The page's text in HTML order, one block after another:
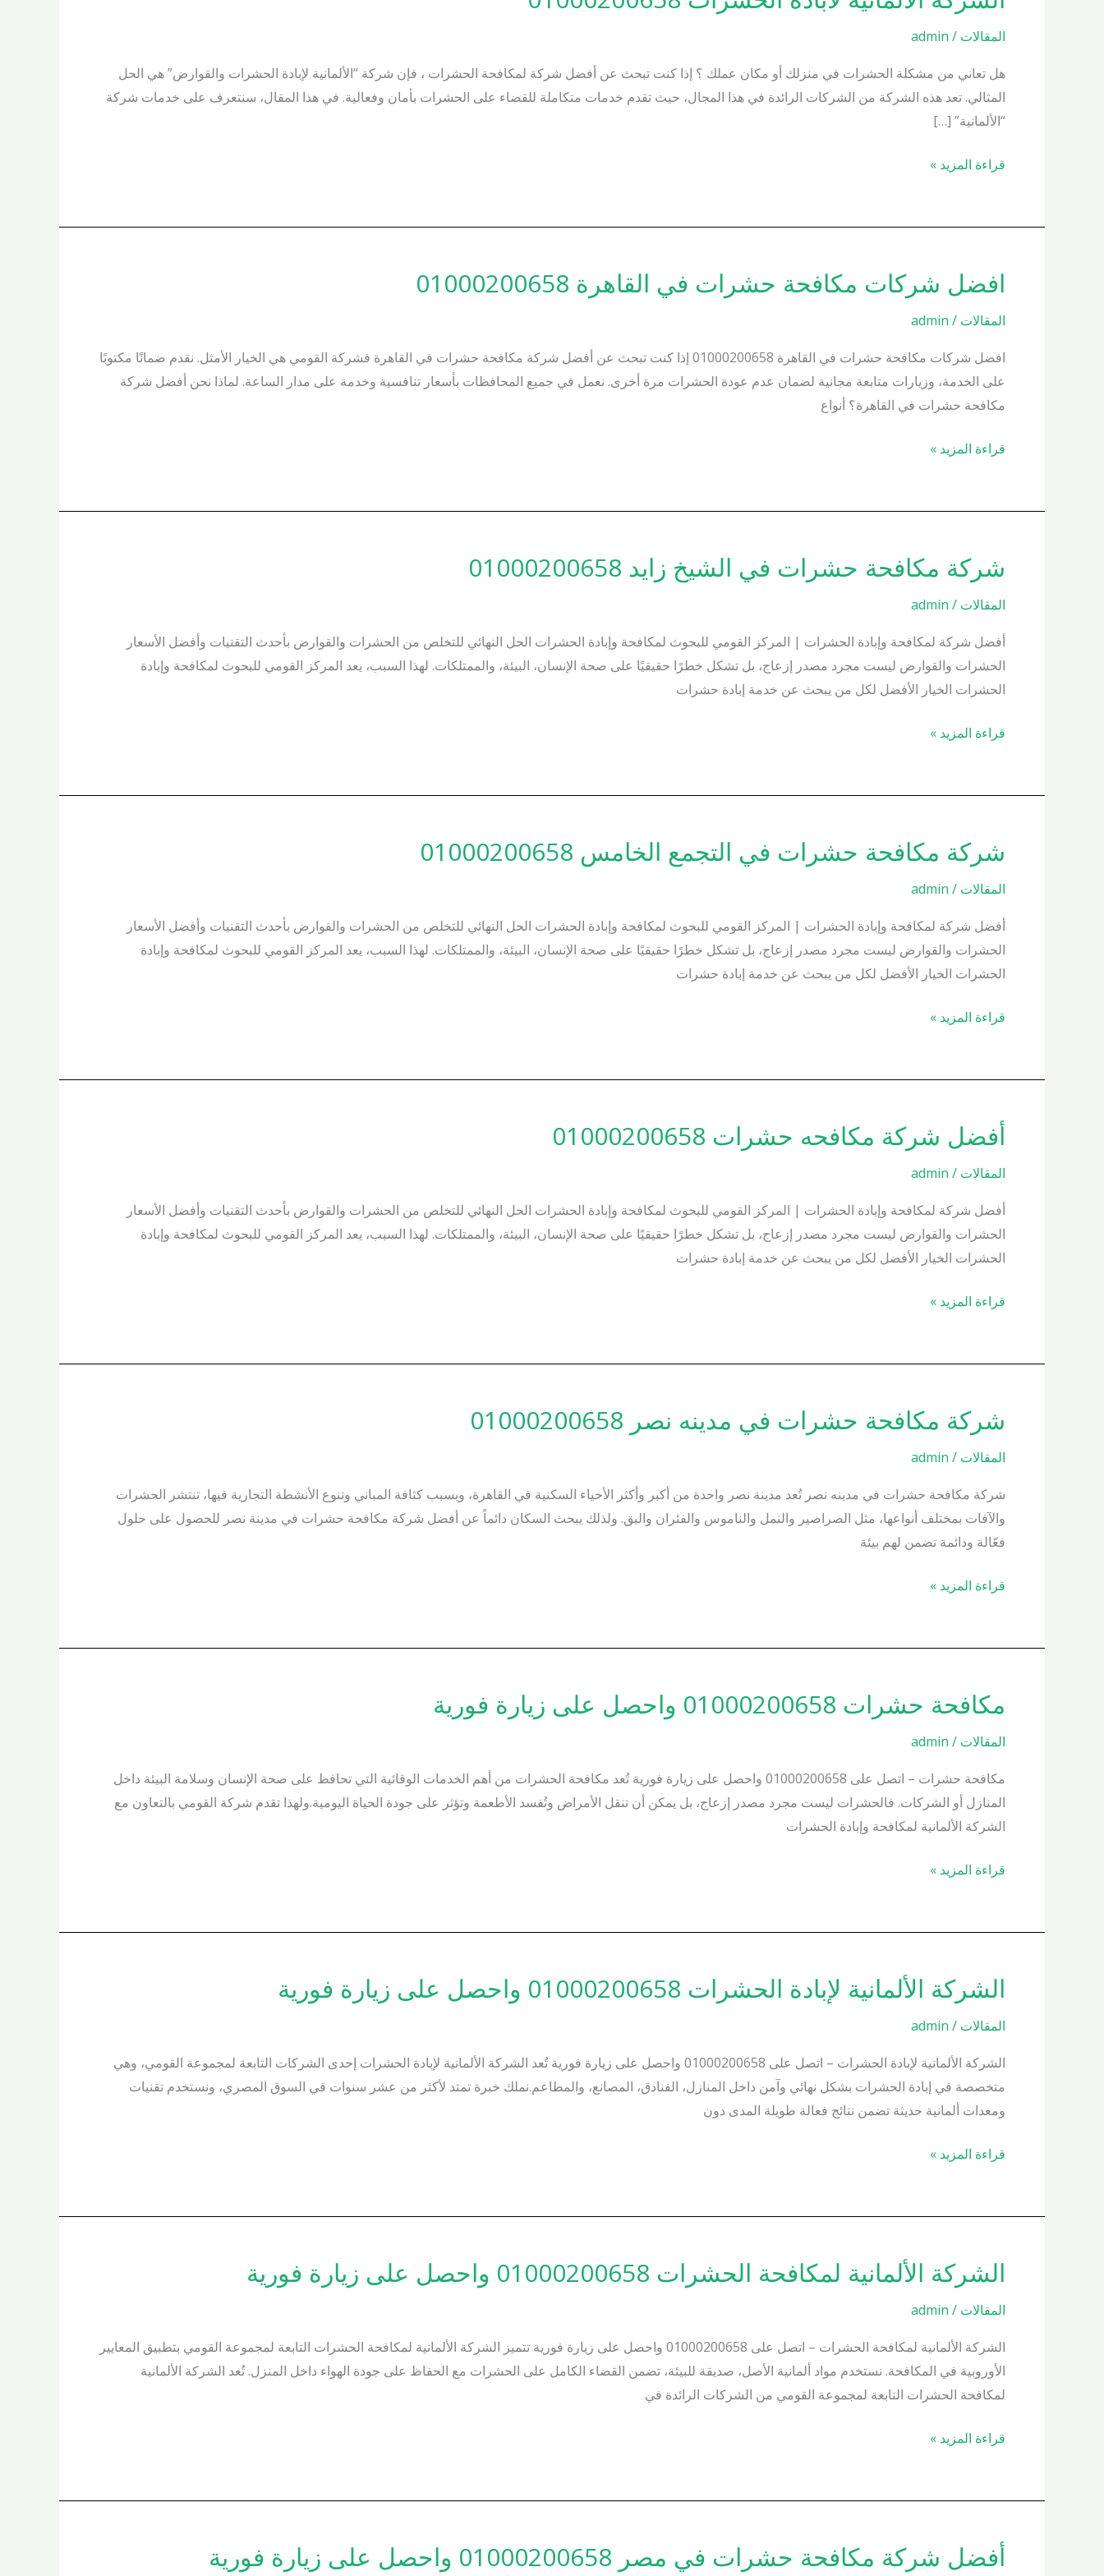
المقالات /
admin
هل تعاني من مشكلة الحشرات في منزلك أو مكان عملك ؟ إذا كنت تبحث عن أفضل شركة لمكافحة الحشرات ، فإن شركة “الألمانية لإبادة الحشرات والقوارض” هي الحل
المثالي. تعد هذه الشركة من الشركات الرائدة في هذا المجال، حيث تقدم خدمات متكاملة للقضاء على الحشرات بأمان وفعالية. في هذا المقال، سنتعرف على خدمات شركة
“الألمانية” […]
لابادة
الحشرات
01000200658
قراءة المزيد »
افضل شركات مكافحة حشرات في القاهرة 01000200658
المقالات /
admin
افضل شركات مكافحة حشرات في القاهرة 01000200658 إذا كنت تبحث عن أفضل شركة مكافحة حشرات في القاهرة فشركة القومي هي الخيار الأمثل. نقدم ضمانًا مكتوبًا
على الخدمة، وزيارات متابعة مجانية لضمان عدم عودة الحشرات مرة أخرى. نعمل في جميع المحافظات بأسعار تنافسية وخدمة على مدار الساعة. لماذا نحن أفضل شركة
مكافحة حشرات في القاهرة؟ أنواع
افضل
مكافحة
حشرات
في
القاهرة
قراءة المزيد »
شركة مكافحة حشرات في الشيخ زايد 01000200658
المقالات /
admin
أفضل شركة لمكافحة وإبادة الحشرات | المركز القومي للبحوث لمكافحة وإبادة الحشرات الحل النهائي للتخلص من الحشرات والقوارض بأحدث التقنيات وأفضل الأسعار
الحشرات والقوارض ليست مجرد مصدر إزعاج، بل تشكل خطرًا حقيقيًا على صحة الإنسان، البيئة، والممتلكات. لهذا السبب، يعد المركز القومي للبحوث لمكافحة وإبادة
الحشرات الخيار الأفضل لكل من يبحث عن خدمة إبادة حشرات
شركة
مكافحة
حشرات
في
الشيخ
زايد
قراءة المزيد »
شركة مكافحة حشرات في التجمع الخامس 01000200658
المقالات /
admin
أفضل شركة لمكافحة وإبادة الحشرات | المركز القومي للبحوث لمكافحة وإبادة الحشرات الحل النهائي للتخلص من الحشرات والقوارض بأحدث التقنيات وأفضل الأسعار
الحشرات والقوارض ليست مجرد مصدر إزعاج، بل تشكل خطرًا حقيقيًا على صحة الإنسان، البيئة، والممتلكات. لهذا السبب، يعد المركز القومي للبحوث لمكافحة وإبادة
الحشرات الخيار الأفضل لكل من يبحث عن خدمة إبادة حشرات
شركة
مكافحة
حشرات
في
التجمع
الخامس
قراءة المزيد »
أفضل شركة مكافحه حشرات 01000200658
المقالات /
admin
أفضل شركة لمكافحة وإبادة الحشرات | المركز القومي للبحوث لمكافحة وإبادة الحشرات الحل النهائي للتخلص من الحشرات والقوارض بأحدث التقنيات وأفضل الأسعار
الحشرات والقوارض ليست مجرد مصدر إزعاج، بل تشكل خطرًا حقيقيًا على صحة الإنسان، البيئة، والممتلكات. لهذا السبب، يعد المركز القومي للبحوث لمكافحة وإبادة
الحشرات الخيار الأفضل لكل من يبحث عن خدمة إبادة حشرات
أفضل
مكافحه
حشرات
01000200658
قراءة المزيد »
شركة مكافحة حشرات في مدينه نصر 01000200658
المقالات /
admin
شركة مكافحة حشرات في مدينه نصر تُعد مدينة نصر واحدة من أكبر وأكثر الأحياء السكنية في القاهرة، وبسبب كثافة المباني وتنوع الأنشطة التجارية فيها، تنتشر الحشرات
والآفات بمختلف أنواعها، مثل الصراصير والنمل والناموس والفئران والبق. ولذلك يبحث السكان دائماً عن أفضل شركة مكافحة حشرات في مدينة نصر للحصول على حلول
فعّالة ودائمة تضمن لهم بيئة
شركة
مكافحة
حشرات
مدينه
نصر
قراءة المزيد »
مكافحة حشرات 01000200658 واحصل على زيارة فورية
المقالات /
admin
مكافحة حشرات – اتصل على 01000200658 واحصل على زيارة فورية تُعد مكافحة الحشرات من أهم الخدمات الوقائية التي تحافظ على صحة الإنسان وسلامة البيئة داخل
المنازل أو الشركات. فالحشرات ليست مجرد مصدر إزعاج، بل يمكن أن تنقل الأمراض وتُفسد الأطعمة وتؤثر على جودة الحياة اليومية.ولهذا تقدم شركة القومي بالتعاون مع
الشركة الألمانية لمكافحة وإبادة الحشرات
مكافحة
01000200658
واحصل
على
زيارة
قراءة المزيد »
الشركة الألمانية لإبادة الحشرات 01000200658 واحصل على زيارة فورية
المقالات /
admin
الشركة الألمانية لإبادة الحشرات – اتصل على 01000200658 واحصل على زيارة فورية تُعد الشركة الألمانية لإبادة الحشرات إحدى الشركات التابعة لمجموعة القومي، وهي
متخصصة في إبادة الحشرات بشكل نهائي وآمن داخل المنازل، الفنادق، المصانع، والمطاعم.نملك خبرة تمتد لأكثر من عشر سنوات في السوق المصري، ونستخدم تقنيات
ومعدات ألمانية حديثة تضمن نتائج فعالة طويلة المدى دون
الشركة
لإبادة
الحشرات
01000200658
واحصل
زيارة
قراءة المزيد »
الشركة الألمانية لمكافحة الحشرات 01000200658 واحصل على زيارة فورية
المقالات /
admin
الشركة الألمانية لمكافحة الحشرات – اتصل على 01000200658 واحصل على زيارة فورية تتميز الشركة الألمانية لمكافحة الحشرات التابعة لمجموعة القومي بتطبيق المعايير
الأوروبية في المكافحة. نستخدم مواد ألمانية الأصل، صديقة للبيئة، تضمن القضاء الكامل على الحشرات مع الحفاظ على جودة الهواء داخل المنزل. تُعد الشركة الألمانية
لمكافحة الحشرات التابعة لمجموعة القومي من الشركات الرائدة في
الشركة
لمكافحة
الحشرات
01000200658
واحصل
زيارة
قراءة المزيد »
أفضل شركة مكافحة حشرات في مصر 01000200658 واحصل على زيارة فورية
أفضل